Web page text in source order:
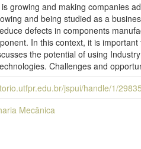
growing and making companies
and being studied as a
defects in components
In this context, it is
the potential of using
Challenges and
jspui/handle/1/29835
Mecânica